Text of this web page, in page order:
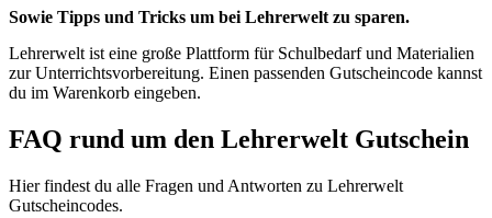
Sowie Tipps und Tricks um bei Lehrerwelt zu sparen.
Lehrerwelt ist eine große Plattform für Schulbedarf und Materialien
zur Unterrichtsvorbereitung. Einen passenden Gutscheincode kannst
du im Warenkorb eingeben.
FAQ rund um den Lehrerwelt Gutschein
Hier findest du alle Fragen und Antworten zu Lehrerwelt
Gutscheincodes.